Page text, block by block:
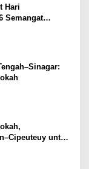
Hari
Semangat
untuk